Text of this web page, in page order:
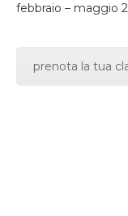
febbraio – maggio
prenota la tua